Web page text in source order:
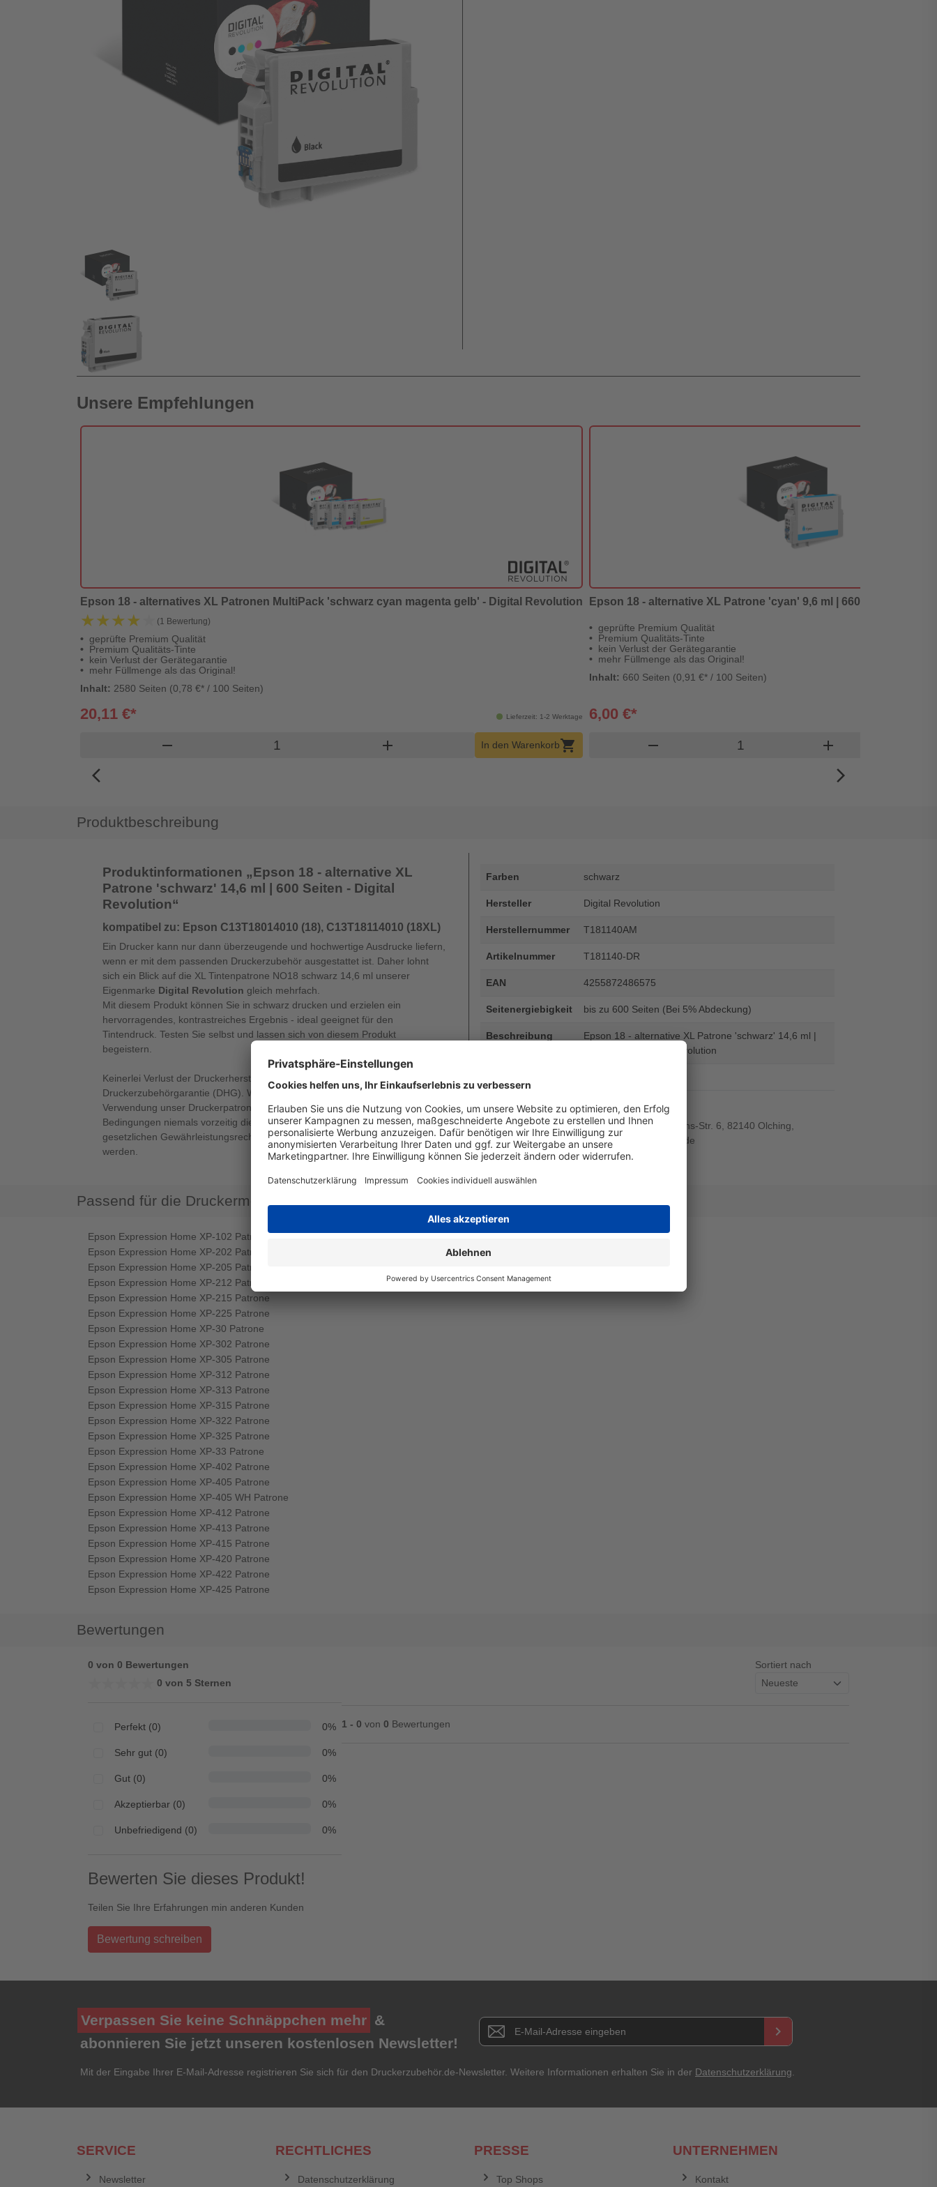
Unsere Empfehlungen
Epson 18 - alternatives XL Patronen MultiPack 'schwarz cyan magenta gelb' - Digital Revolution
★★★★★
★★★★★ (1 Bewertung)
geprüfte Premium Qualität
Premium Qualitäts-Tinte
kein Verlust der Gerätegarantie
mehr Füllmenge als das Original!
Inhalt: 2580 Seiten (0,78 €* / 100 Seiten)
Lieferzeit: 1-2 Werktage
20,11 €*
remove Produkt Warenkorb Menge
add In den Warenkorbshopping_cart
Epson 18 - alternative XL Patrone 'cyan' 9,6 ml | 660 Seiten -
geprüfte Premium Qualität
Premium Qualitäts-Tinte
kein Verlust der Gerätegarantie
mehr Füllmenge als das Original!
Inhalt: 660 Seiten (0,91 €* / 100 Seiten)
6,00 €*
remove Produkt Warenkorb Menge
add
arrow_back_ios_new arrow_forward_ios
Produktbeschreibung
Produktinformationen „Epson 18 - alternative XL
Patrone 'schwarz' 14,6 ml | 600 Seiten - Digital
Revolution“
kompatibel zu: Epson C13T18014010 (18), C13T18114010 (18XL)
Ein Drucker kann nur dann überzeugende und hochwertige Ausdrucke liefern,
wenn er mit dem passenden Druckerzubehör ausgestattet ist. Daher lohnt
sich ein Blick auf die XL Tintenpatrone NO18 schwarz 14,6 ml unserer
Eigenmarke Digital Revolution gleich mehrfach.
Mit diesem Produkt können Sie in schwarz drucken und erzielen ein
hervorragendes, kontrastreiches Ergebnis - ideal geeignet für den
Tintendruck. Testen Sie selbst und lassen sich von diesem Produkt
begeistern.
Keinerlei Verlust der Druckerherstellergarantie durch die
Druckerzubehörgarantie (DHG). Wir garantieren Ihnen, dass Sie bei
Verwendung unser Druckerpatronen im Rahmen der DHG und der dortigen
Bedingungen niemals vorzeitig die Herstellergarantie Ihres Druckers und die
gesetzlichen Gewährleistungsrechte verlieren oder diese auch nur gemindert
werden.
Farben schwarz
Hersteller Digital Revolution
Herstellernummer T181140AM
Artikelnummer T181140-DR
EAN 4255872486575
Seitenergiebigkeit bis zu 600 Seiten (Bei 5% Abdeckung)
Beschreibung
Epson 18 - alternative XL Patrone 'schwarz' 14,6 ml |
600 Seiten - Digital Revolution
Angaben zum Hersteller
Wiegand & Partner GmbH, Werner-von-Siemens-Str. 6, 82140 Olching,
Deutschland, E-Mail: service@wiegand-gmbh.de
Passend für die Druckermodelle
Epson Expression Home XP-102 Patrone
Epson Expression Home XP-202 Patrone
Epson Expression Home XP-205 Patrone
Epson Expression Home XP-212 Patrone
Epson Expression Home XP-215 Patrone
Epson Expression Home XP-225 Patrone
Epson Expression Home XP-30 Patrone
Epson Expression Home XP-302 Patrone
Epson Expression Home XP-305 Patrone
Epson Expression Home XP-312 Patrone
Epson Expression Home XP-313 Patrone
Epson Expression Home XP-315 Patrone
Epson Expression Home XP-322 Patrone
Epson Expression Home XP-325 Patrone
Epson Expression Home XP-33 Patrone
Epson Expression Home XP-402 Patrone
Epson Expression Home XP-405 Patrone
Epson Expression Home XP-405 WH Patrone
Epson Expression Home XP-412 Patrone
Epson Expression Home XP-413 Patrone
Epson Expression Home XP-415 Patrone
Epson Expression Home XP-420 Patrone
Epson Expression Home XP-422 Patrone
Epson Expression Home XP-425 Patrone
Bewertungen
0 von 0 Bewertungen
0 von 5 Sternen
Perfekt (0) 0%
Sehr gut (0) 0%
Gut (0) 0%
Akzeptierbar (0) 0%
Unbefriedigend (0) 0%
Bewerten Sie dieses Produkt!
Teilen Sie Ihre Erfahrungen min anderen Kunden
Bewertung schreiben
Sortiert nach
1 - 0 von 0 Bewertungen
Bewertung abschicken
Verpassen Sie keine Schnäppchen mehr &
abonnieren Sie jetzt unseren kostenlosen Newsletter!
Newsletter E-Mail Adresse keyboard_arrow_right
Mit der Eingabe Ihrer E-Mail-Adresse registrieren Sie sich für den Druckerzubehör.de-Newsletter. Weitere Informationen erhalten Sie in der Datenschutzerklärung
SERVICE
Newsletter
RECHTLICHES
Datenschutzerklärung
PRESSE
Top Shops
UNTERNEHMEN
Kontakt